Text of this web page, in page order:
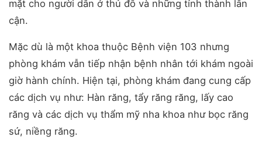
mặt cho người dân ở thủ đô và những tỉnh thành lân
cận.
Mặc dù là một khoa thuộc Bệnh viện 103 nhưng
phòng khám vẫn tiếp nhận bệnh nhân tới khám ngoài
giờ hành chính. Hiện tại, phòng khám đang cung cấp
các dịch vụ như: Hàn răng, tẩy răng răng, lấy cao
răng và các dịch vụ thẩm mỹ nha khoa như bọc răng
sứ, niềng răng.